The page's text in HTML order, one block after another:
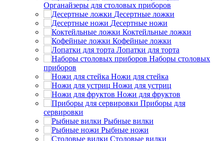
Органайзеры для столовых приборов
Десертные ложки
Десертные ножи
Коктейльные ложки
Кофейные ложки
Лопатки для торта
Наборы столовых
приборов
Ножи для стейка
Ножи для устриц
Ножи для фруктов
Приборы для
сервировки
Рыбные вилки
Рыбные ножи
Столовые вилки